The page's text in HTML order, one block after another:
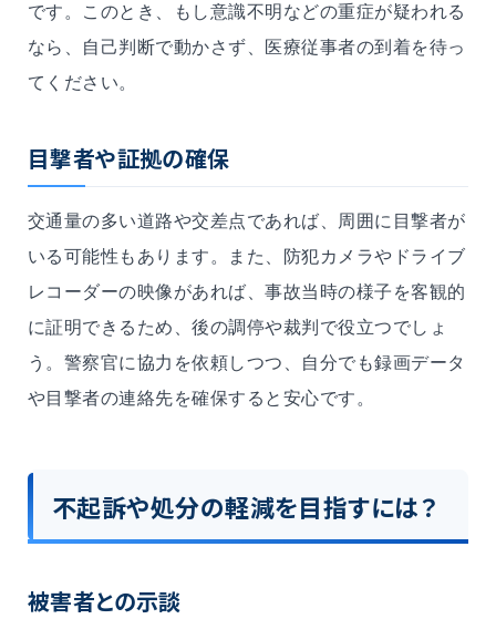
です。このとき、もし意識不明などの重症が疑われる
なら、自己判断で動かさず、医療従事者の到着を待っ
てください。
目撃者や証拠の確保
交通量の多い道路や交差点であれば、周囲に目撃者が
いる可能性もあります。また、防犯カメラやドライブ
レコーダーの映像があれば、事故当時の様子を客観的
に証明できるため、後の調停や裁判で役立つでしょ
う。警察官に協力を依頼しつつ、自分でも録画データ
や目撃者の連絡先を確保すると安心です。
不起訴や処分の軽減を目指すには？
被害者との示談